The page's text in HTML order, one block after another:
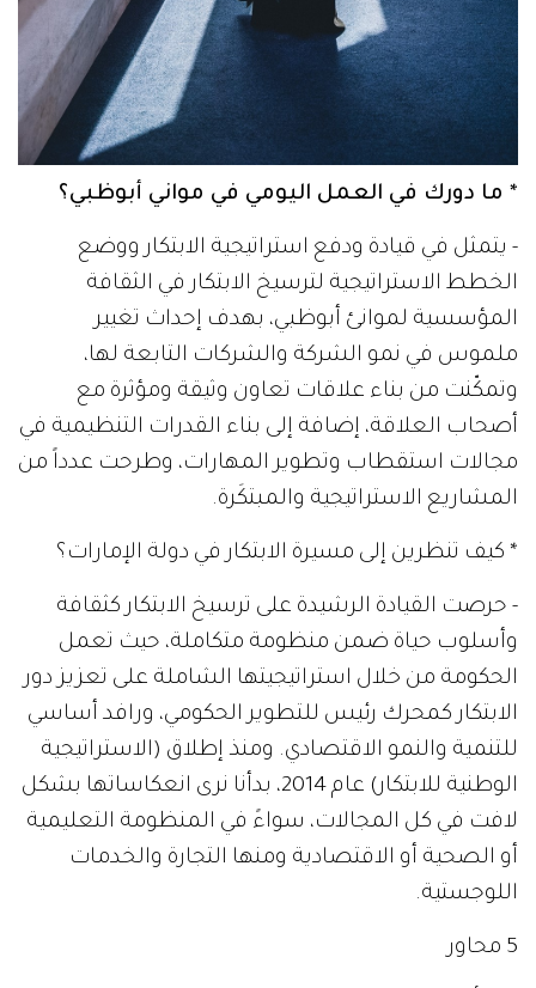
* ما دورك في العمل اليومي في مواني أبوظبي؟
- يتمثل في قيادة ودفع استراتيجية الابتكار ووضع
الخطط الاستراتيجية لترسيخ الابتكار في الثقافة
المؤسسية لموانئ أبوظبي، بهدف إحداث تغيير
ملموس في نمو الشركة والشركات التابعة لها،
وتمكّنت من بناء علاقات تعاون وثيقة ومؤثرة مع
أصحاب العلاقة، إضافة إلى بناء القدرات التنظيمية في
مجالات استقطاب وتطوير المهارات، وطرحت عدداً من
المشاريع الاستراتيجية والمبتكَرة.
* كيف تنظرين إلى مسيرة الابتكار في دولة الإمارات؟
- حرصت القيادة الرشيدة على ترسيخ الابتكار كثقافة
وأسلوب حياة ضمن منظومة متكاملة، حيث تعمل
الحكومة من خلال استراتيجيتها الشاملة على تعزيز دور
الابتكار كمحرك رئيس للتطوير الحكومي، ورافد أساسي
للتنمية والنمو الاقتصادي. ومنذ إطلاق (الاستراتيجية
الوطنية للابتكار) عام 2014، بدأنا نرى انعكاساتها بشكل
لافت في كل المجالات، سواءً في المنظومة التعليمية
أو الصحية أو الاقتصادية ومنها التجارة والخدمات
اللوجستية.
5 محاور